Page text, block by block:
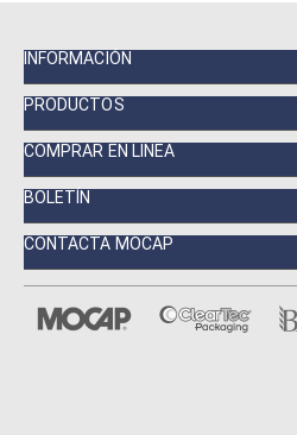
INFORMACIÓN
PRODUCTOS
COMPRAR EN LINEA
BOLETÍN
CONTACTA MOCAP